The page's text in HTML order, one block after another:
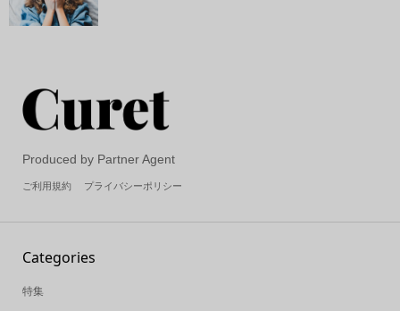
Produced by Partner Agent
ご利用規約 プライバシーポリシー
Categories
特集